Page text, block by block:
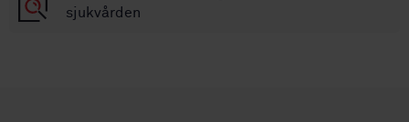
sjukvården